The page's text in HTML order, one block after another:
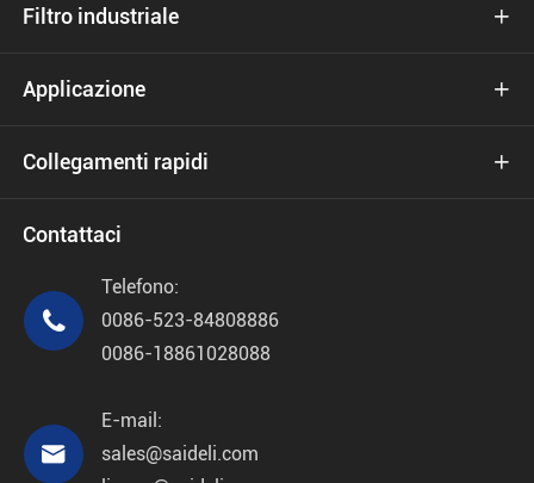
Filtro industriale 
Applicazione 
Collegamenti rapidi 
Contattaci

Telefono:
0086-523-84808886
0086-18861028088

E-mail:
sales@saideli.com